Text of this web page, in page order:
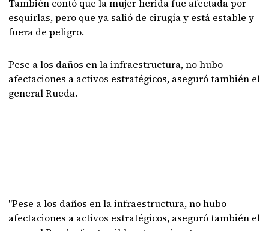
También contó que la mujer herida fue afectada por
esquirlas, pero que ya salió de cirugía y está estable y
fuera de peligro.
Pese a los daños en la infraestructura, no hubo
afectaciones a activos estratégicos, aseguró también el
general Rueda.
"Pese a los daños en la infraestructura, no hubo
afectaciones a activos estratégicos, aseguró también el